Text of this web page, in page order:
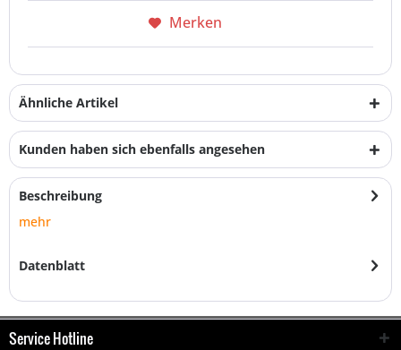
Merken
Ähnliche Artikel
Kunden haben sich ebenfalls angesehen
Beschreibung
mehr
Datenblatt
Service Hotline